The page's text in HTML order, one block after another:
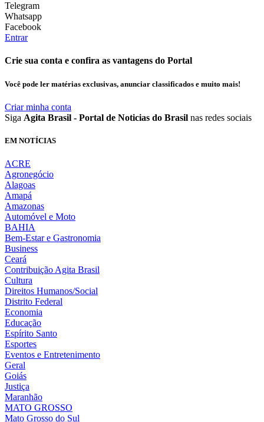
Telegram
Whatsapp
Facebook
Entrar
Crie sua conta e confira as vantagens do Portal
Você pode ler matérias exclusivas, anunciar classificados e muito mais!
Criar minha conta
Siga Agita Brasil - Portal de Noticias do Brasil nas redes sociais
EM NOTÍCIAS
ACRE
Agronegócio
Alagoas
Amapá
Amazonas
Automóvel e Moto
BAHIA
Bem-Estar e Gastronomia
Business
Ceará
Contribuição Agita Brasil
Cultura
Direitos Humanos/Social
Distrito Federal
Economia
Educação
Espírito Santo
Esportes
Eventos e Entretenimento
Geral
Goiás
Justiça
Maranhão
MATO GROSSO
Mato Grosso do Sul